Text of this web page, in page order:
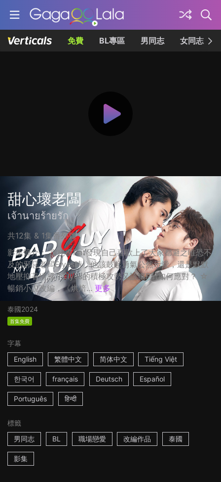
免費 BL專區 男同志 女同志
甜心壞老闆
เจ้านายร้ายรัก
共12集 & 1集番外篇
影集簡介： 當秘書Pat發現自己喜歡上了大家都避之唯恐不
及的邪惡老闆Elyes時，他該鼓起勇氣公然示愛，還是默默
地壓抑著情感？Elyes的積極攻勢又該讓Pat如何應對？ ☆
暢銷小說改編，《烘焙... 更多
泰國2024
首集免費
字幕
English
繁體中文 简体中文 Tiếng Việt
한국어 français Deutsch Español
Português हिन्दी
標籤
男同志
BL 職場戀愛 改編作品 泰國
影集